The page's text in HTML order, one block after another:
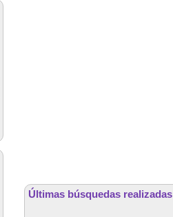
Últimas búsquedas realizadas